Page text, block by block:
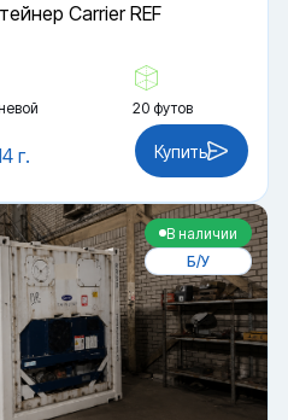
Carrier REF
20 футов
г. Купить
В наличии
Б/У